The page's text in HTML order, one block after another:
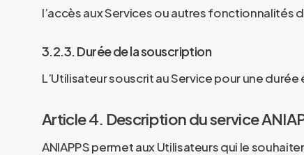
l’accès aux Services ou autres fonctionnalités
3.2.3. Durée de la souscription
L’Utilisateur souscrit au Service pour une
Article 4. Description du service
ANIAPPS permet aux Utilisateurs qui le